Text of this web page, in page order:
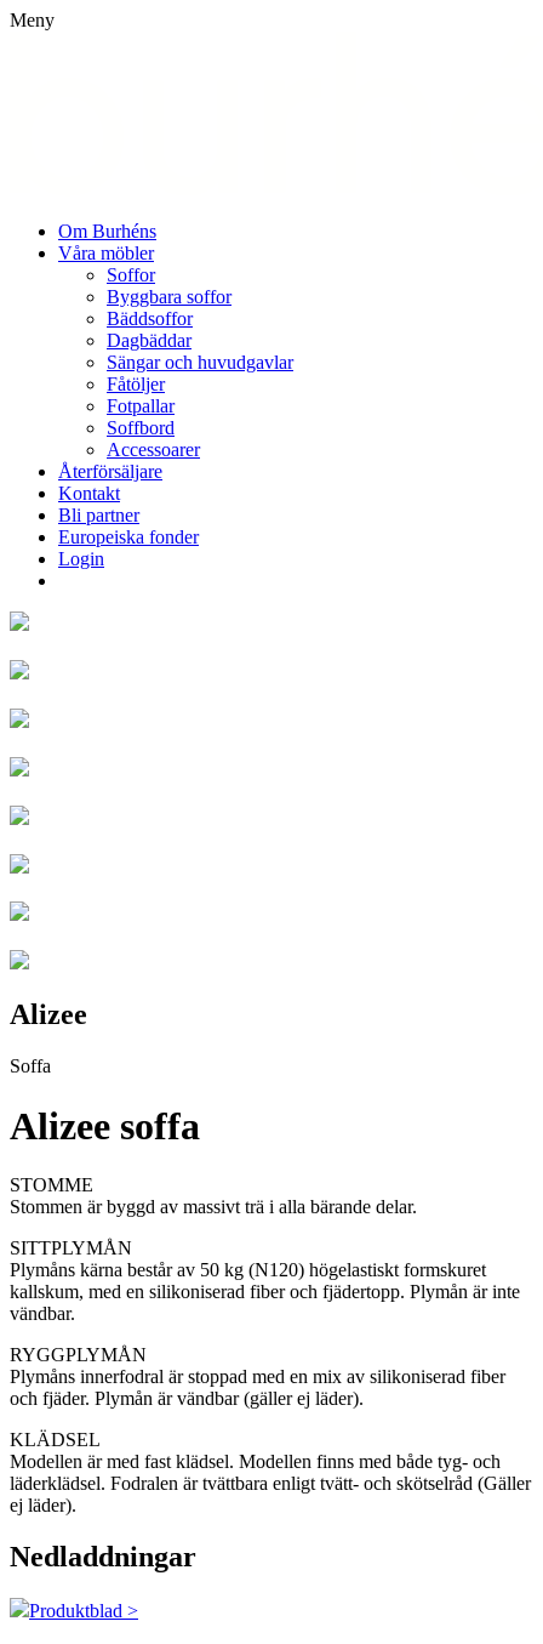
Meny
Om Burhéns
Våra möbler
Soffor
Byggbara soffor
Bäddsoffor
Dagbäddar
Sängar och huvudgavlar
Fåtöljer
Fotpallar
Soffbord
Accessoarer
Återförsäljare
Kontakt
Bli partner
Europeiska fonder
Login
Alizee
Soffa
Alizee soffa
STOMME
Stommen är byggd av massivt trä i alla bärande delar.
SITTPLYMÅN
Plymåns kärna består av 50 kg (N120) högelastiskt formskuret
kallskum, med en silikoniserad fiber och fjädertopp. Plymån är inte
vändbar.
RYGGPLYMÅN
Plymåns innerfodral är stoppad med en mix av silikoniserad fiber
och fjäder. Plymån är vändbar (gäller ej läder).
KLÄDSEL
Modellen är med fast klädsel. Modellen finns med både tyg- och
läderklädsel. Fodralen är tvättbara enligt tvätt- och skötselråd (Gäller
ej läder).
Nedladdningar
Produktblad >